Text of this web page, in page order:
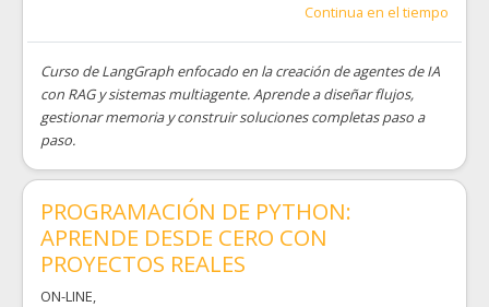
Continua en el tiempo
Curso de LangGraph enfocado en la creación de agentes de IA
con RAG y sistemas multiagente. Aprende a diseñar flujos,
gestionar memoria y construir soluciones completas paso a
paso.
PROGRAMACIÓN DE PYTHON:
APRENDE DESDE CERO CON
PROYECTOS REALES
ON-LINE,